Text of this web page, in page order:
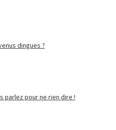
dingues ?
parlez pour ne rien dire !